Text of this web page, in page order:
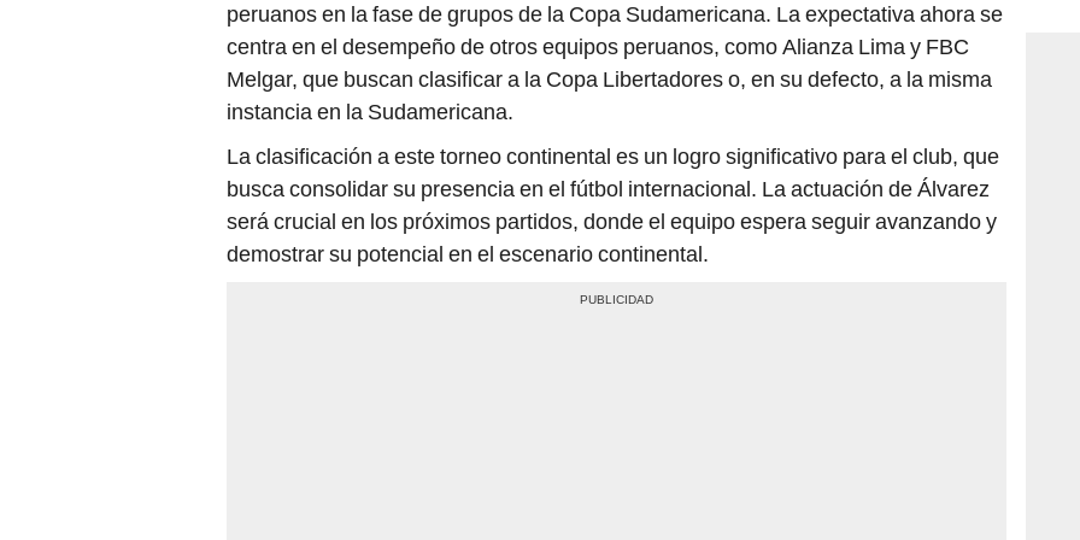
peruanos en la fase de grupos de la Copa Sudamericana. La expectativa ahora se
centra en el desempeño de otros equipos peruanos, como Alianza Lima y FBC
Melgar, que buscan clasificar a la Copa Libertadores o, en su defecto, a la misma
instancia en la Sudamericana.
La clasificación a este torneo continental es un logro significativo para el club, que
busca consolidar su presencia en el fútbol internacional. La actuación de Álvarez
será crucial en los próximos partidos, donde el equipo espera seguir avanzando y
demostrar su potencial en el escenario continental.